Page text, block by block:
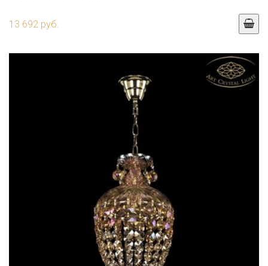
13 692 руб.